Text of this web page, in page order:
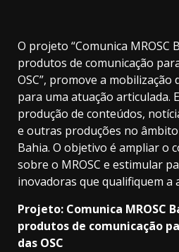
O projeto “Comunica MROSC
produtos de comunicação
OSC”, promove a
para uma atuação articulada.
produção de conteúdos,
e outras produções no
Bahia. O objetivo é ampliar o
sobre o MROSC e estimular
inovadoras que qualifiquem a
Projeto: Comunica MROSC
produtos de comunicação
das OSC